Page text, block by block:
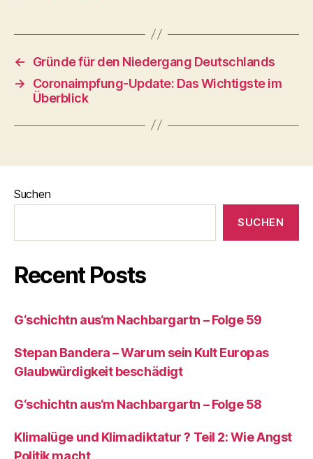
←
Gründe für den Niedergang Deutschlands
→
Coronaimpfung-Update: Das Wichtigste im
Überblick
Suchen
SUCHEN
Recent Posts
G‘schichtn aus‘m Nachbargartn – Folge 59
Stepan Bandera – Warum sein Kult Europas
Glaubwürdigkeit beschädigt
G‘schichtn aus‘m Nachbargartn – Folge 58
Klimalüge und Klimadiktatur ? Teil 2: Wie Angst
Politik macht